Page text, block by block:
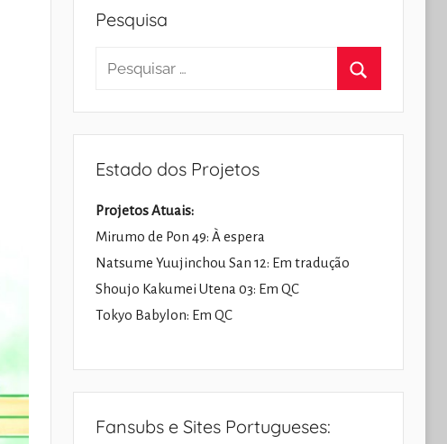
Pesquisa
Pesquisar
Estado dos Projetos
Projetos Atuais:
Mirumo de Pon 49: À espera
Natsume Yuujinchou San 12: Em tradução
Shoujo Kakumei Utena 03: Em QC
Tokyo Babylon: Em QC
Fansubs e Sites Portugueses: